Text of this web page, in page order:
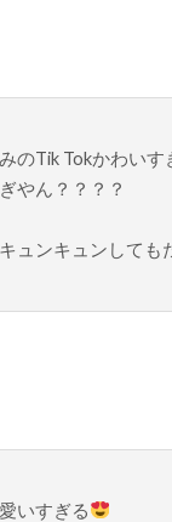
のTik Tokかわいす
やん？？？？
ュンキュンしても
いすぎる